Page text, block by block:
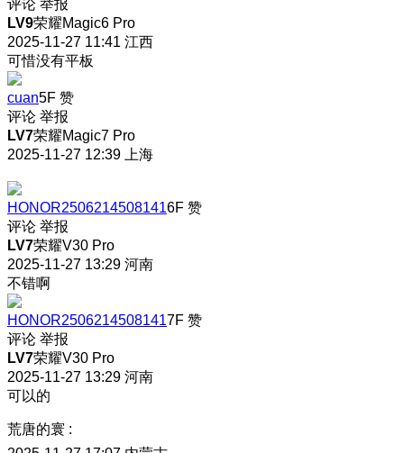
评论 举报
LV9荣耀Magic6 Pro
2025-11-27 11:41 江西
可惜没有平板
cuan5F 赞
评论 举报
LV7荣耀Magic7 Pro
2025-11-27 12:39
上海
HONOR25062145081416F 赞
评论 举报
LV7荣耀V30 Pro
2025-11-27 13:29 河南
不错啊
HONOR25062145081417F 赞
评论 举报
LV7荣耀V30 Pro
2025-11-27 13:29 河南
可以的
荒唐的寰 :